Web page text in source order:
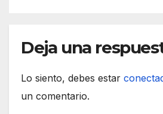
Deja una
Lo siento, debes estar
un comentario.